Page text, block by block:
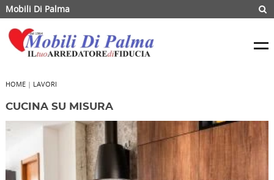
Mobili Di Palma
HOME| LAVORI
CUCINA SU MISURA